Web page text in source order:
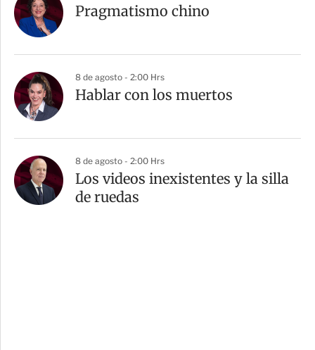
Pragmatismo chino
8 de agosto - 2:00 Hrs
Hablar con los muertos
8 de agosto - 2:00 Hrs
Los videos inexistentes y la silla
de ruedas